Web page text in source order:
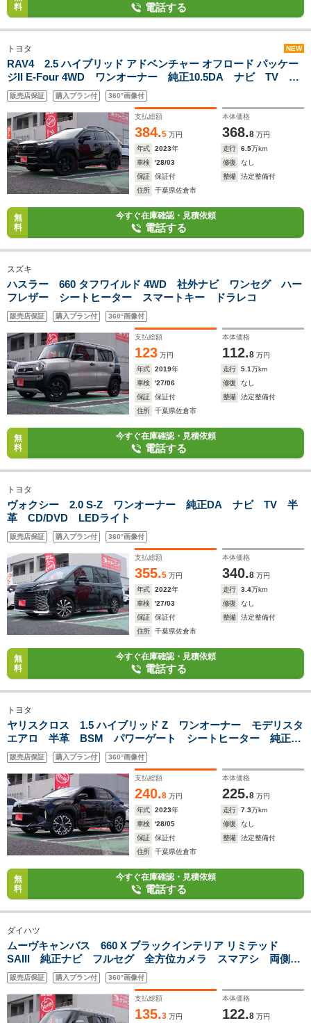
料
電話する
トヨタ NEW
RAV4 2.5 ハイブリッド アドベンチャー オフロード パッケー
ジII E-Four 4WD ワンオーナー 純正10.5DA ナビ TV 全
方位カメラ Pゲート BSM デジタルインナーミラー
販売店保証 購入プラン付 360°画像付
支払総額
384.5 万円
本体価格
368.8 万円
年式
2023年 走行 6.5万km
車検
'28/03 修復
なし
保証
保証付 整備
法定整備付
住所
千葉県佐倉市
無
料
今すぐ在庫確認・見積依頼
電話する
スズキ
ハスラー 660 タフワイルド 4WD 社外ナビ ワンセグ ハー
フレザー シートヒーター スマートキー ドラレコ
販売店保証 購入プラン付 360°画像付
支払総額
123 万円
本体価格
112.8 万円
年式
2019年 走行 5.1万km
車検
'27/06 修復
なし
保証
保証付 整備
法定整備付
住所
千葉県佐倉市
無
料
今すぐ在庫確認・見積依頼
電話する
トヨタ
ヴォクシー 2.0 S-Z ワンオーナー 純正DA ナビ TV 半
革 CD/DVD LEDライト
販売店保証 購入プラン付 360°画像付
支払総額
355.5 万円
本体価格
340.8 万円
年式
2022年 走行 3.4万km
車検
'27/03 修復
なし
保証
保証付 整備
法定整備付
住所
千葉県佐倉市
無
料
今すぐ在庫確認・見積依頼
電話する
トヨタ
ヤリスクロス 1.5 ハイブリッド Z ワンオーナー モデリスタ
エアロ 半革 BSM パワーゲート シートヒーター 純正
DA
販売店保証 購入プラン付 360°画像付
支払総額
240.8 万円
本体価格
225.8 万円
年式
2023年 走行 7.3万km
車検
'28/05 修復
なし
保証
保証付 整備
法定整備付
住所
千葉県佐倉市
無
料
今すぐ在庫確認・見積依頼
電話する
ダイハツ
ムーヴキャンバス 660 X ブラックインテリア リミテッド
SAIII 純正ナビ フルセグ 全方位カメラ スマアシ 両側パ
ワースライドドア
販売店保証 購入プラン付 360°画像付
支払総額
135.3 万円
本体価格
122.8 万円